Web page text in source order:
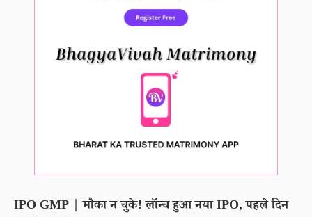
IPO GMP | मौका न चुके! लॉन्च हुआ नया IPO, पहले दिन